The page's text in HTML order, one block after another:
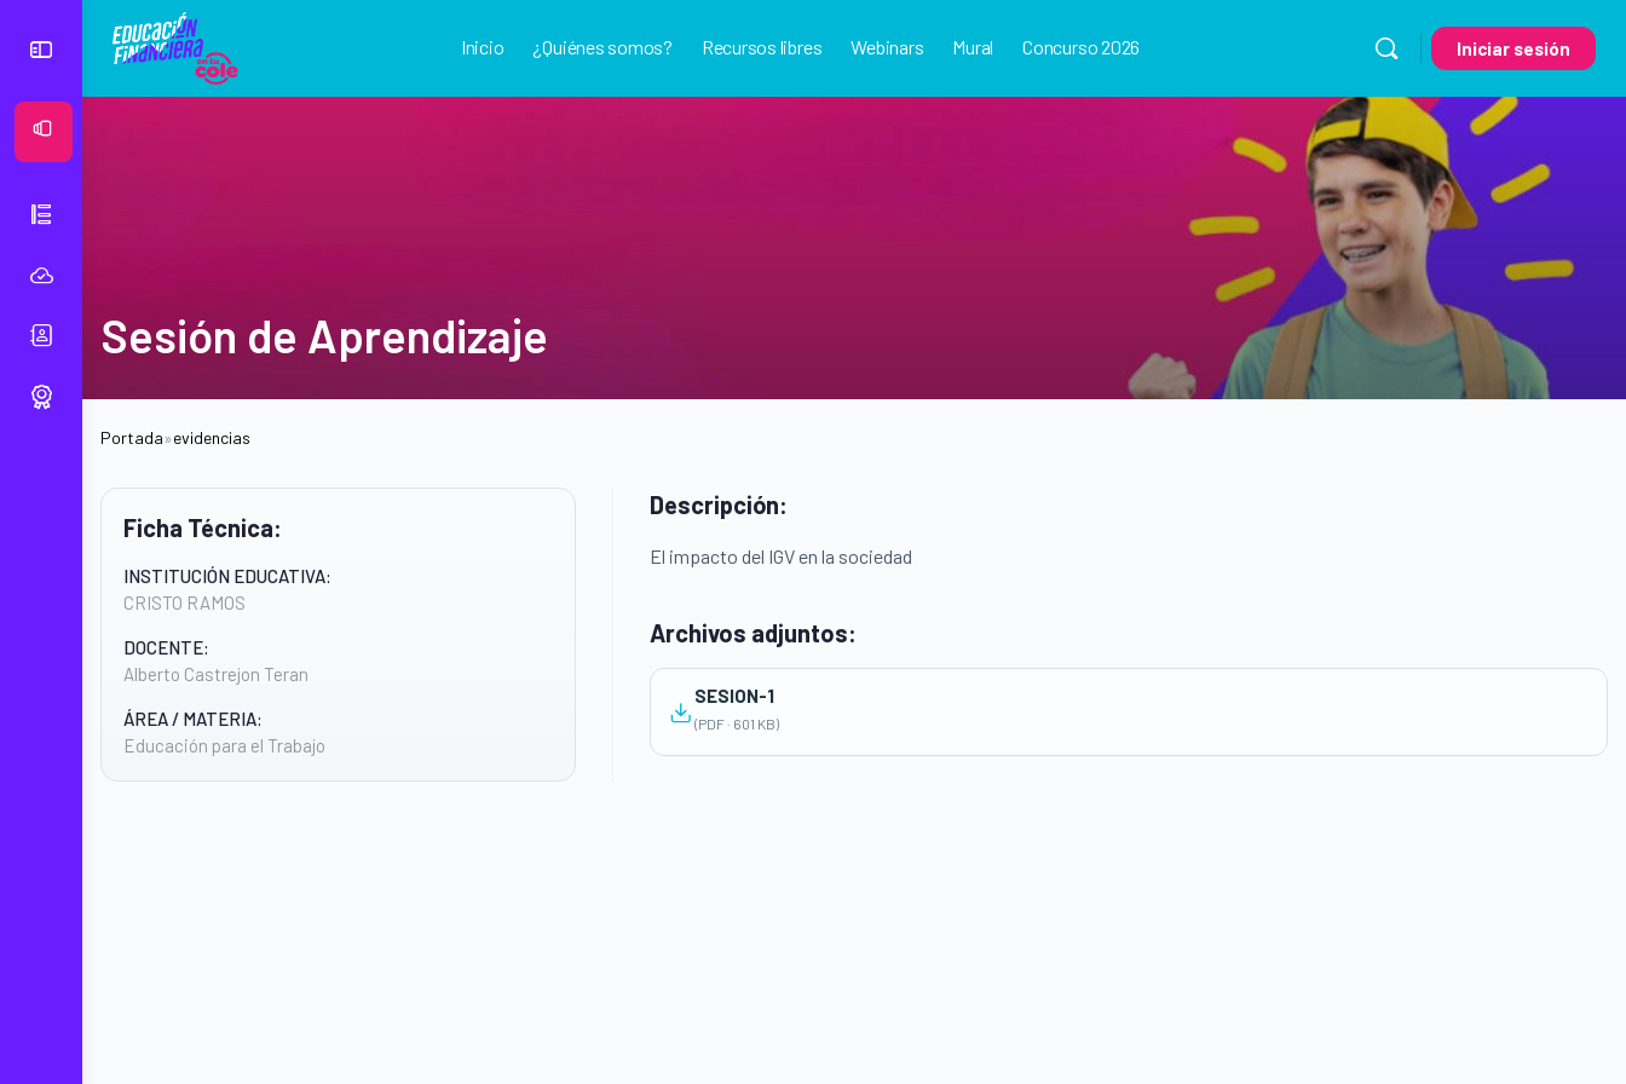
Inicio ¿Quiénes somos? Recursos libres Webinars Mural Concurso 2026 Iniciar sesión
Sesión de Aprendizaje
Portada»evidencias
Ficha Técnica:
INSTITUCIÓN EDUCATIVA:
CRISTO RAMOS
DOCENTE:
Alberto Castrejon Teran
ÁREA / MATERIA:
Educación para el Trabajo
Descripción:
El impacto del IGV en la sociedad
Archivos adjuntos:
SESION-1
(PDF · 601 KB)